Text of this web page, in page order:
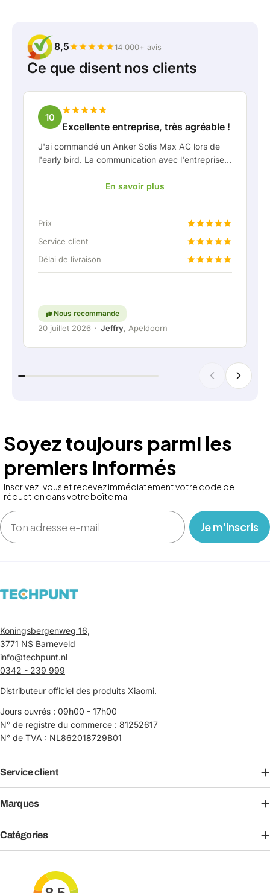
8,5 14 000+ avis
Ce que disent nos clients
10
Excellente entreprise, très agréable !
J'ai commandé un Anker Solis Max AC lors de
l'early bird. La communication avec l'entreprise,
en tant que client. Rico m'a tenu bien informé de
partagée. Après avoir convenu de la livraison, on
m'a même proposé gratuitement une connexion
fixe pour pouvoir raccorder la batterie
super, évidemment. En bref : une entreprise très
En savoir plus
Prix
Service client
Délai de livraison
Nous recommande
20 juillet 2026 · Jeffry, Apeldoorn
Soyez toujours parmi les
premiers informés
Inscrivez-vous et recevez immédiatement votre code de
réduction dans votre boîte mail !
Email
‎ ‎ ‎ Je m'inscris ‎ ‎ ‎
Koningsbergenweg 16,
3771 NS Barneveld
info@techpunt.nl
0342 - 239 999
Distributeur officiel des produits Xiaomi.
Jours ouvrés : 09h00 - 17h00
N° de registre du commerce : 81252617
N° de TVA : NL862018729B01
Service client
Marques
Catégories